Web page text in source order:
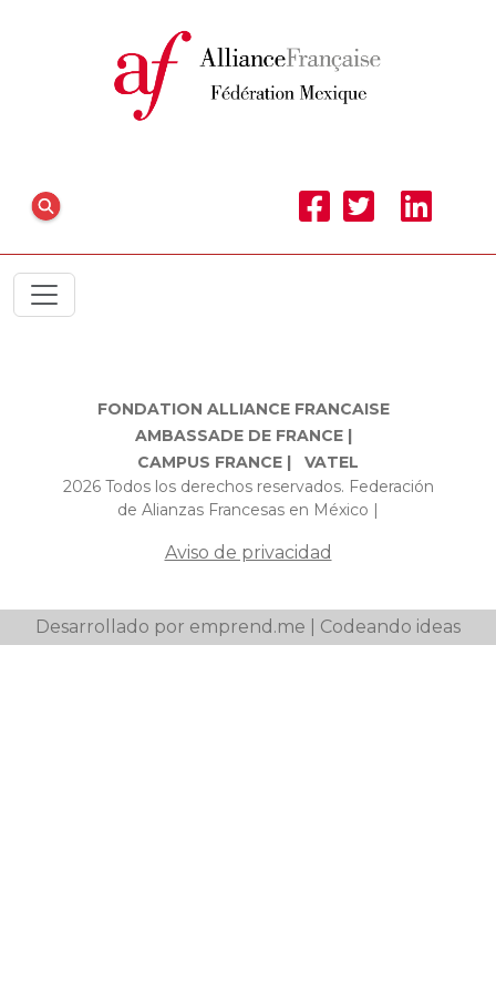
FONDATION ALLIANCE FRANCAISE
AMBASSADE DE FRANCE |
CAMPUS FRANCE |
VATEL
2026 Todos los derechos reservados. Federación
de Alianzas Francesas en México |
Aviso de privacidad
Desarrollado por emprend.me | Codeando ideas